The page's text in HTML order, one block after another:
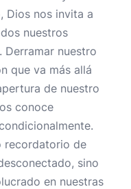
Dios nos invita a
nuestros
Derramar nuestro
que va más allá
de nuestro
conoce
recordatorio de
sino
en nuestras